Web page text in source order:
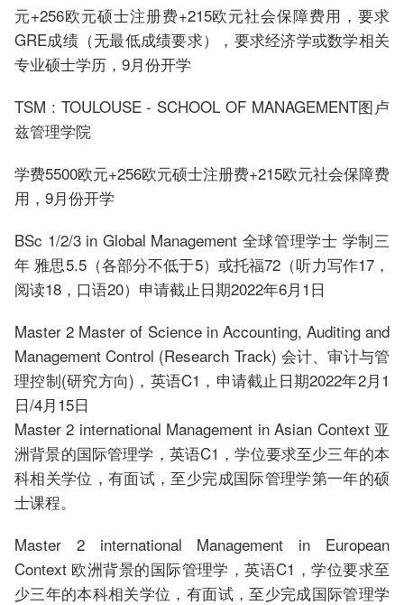
元+256欧元硕士注册费+215欧元社会保障费用，要求
GRE成绩（无最低成绩要求），要求经济学或数学相关
专业硕士学历，9月份开学
TSM : TOULOUSE - SCHOOL OF MANAGEMENT图卢
兹管理学院
学费5500欧元+256欧元硕士注册费+215欧元社会保障费
用，9月份开学
BSc 1/2/3 in Global Management 全球管理学士 学制三
年 雅思5.5（各部分不低于5）或托福72（听力写作17，
阅读18，口语20）申请截止日期2022年6月1日
Master 2 Master of Science in Accounting, Auditing and
Management Control (Research Track) 会计、审计与管
理控制(研究方向)，英语C1，申请截止日期2022年2月1
日/4月15日
Master 2 international Management in Asian Context 亚
洲背景的国际管理学，英语C1，学位要求至少三年的本
科相关学位，有面试，至少完成国际管理学第一年的硕
士课程。
Master 2 international Management in European
Context 欧洲背景的国际管理学，英语C1，学位要求至
少三年的本科相关学位，有面试，至少完成国际管理学